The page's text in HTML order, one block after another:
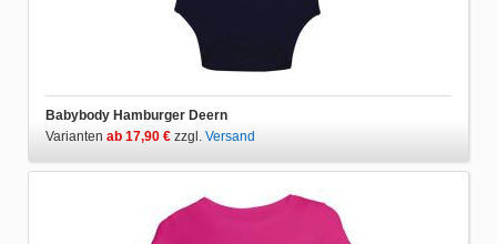
Babybody Hamburger Deern
Varianten ab 17,90 € zzgl. Versand